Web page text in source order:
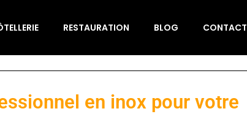
RESTAURATION BLOG CONTACT
en inox pour votre